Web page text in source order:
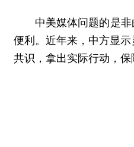
中美媒体问题的是
便利。近年来，中方显
共识，拿出实际行动，